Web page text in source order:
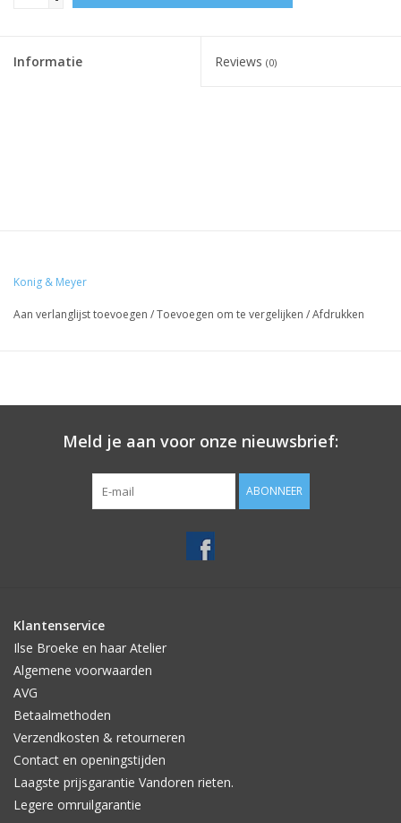
Informatie Reviews (0)
Konig & Meyer
Aan verlanglijst toevoegen /Toevoegen om te vergelijken /Afdrukken
Meld je aan voor onze nieuwsbrief:
ABONNEER
Klantenservice
Ilse Broeke en haar Atelier
Algemene voorwaarden
AVG
Betaalmethoden
Verzendkosten & retourneren
Contact en openingstijden
Laagste prijsgarantie Vandoren rieten.
Legere omruilgarantie